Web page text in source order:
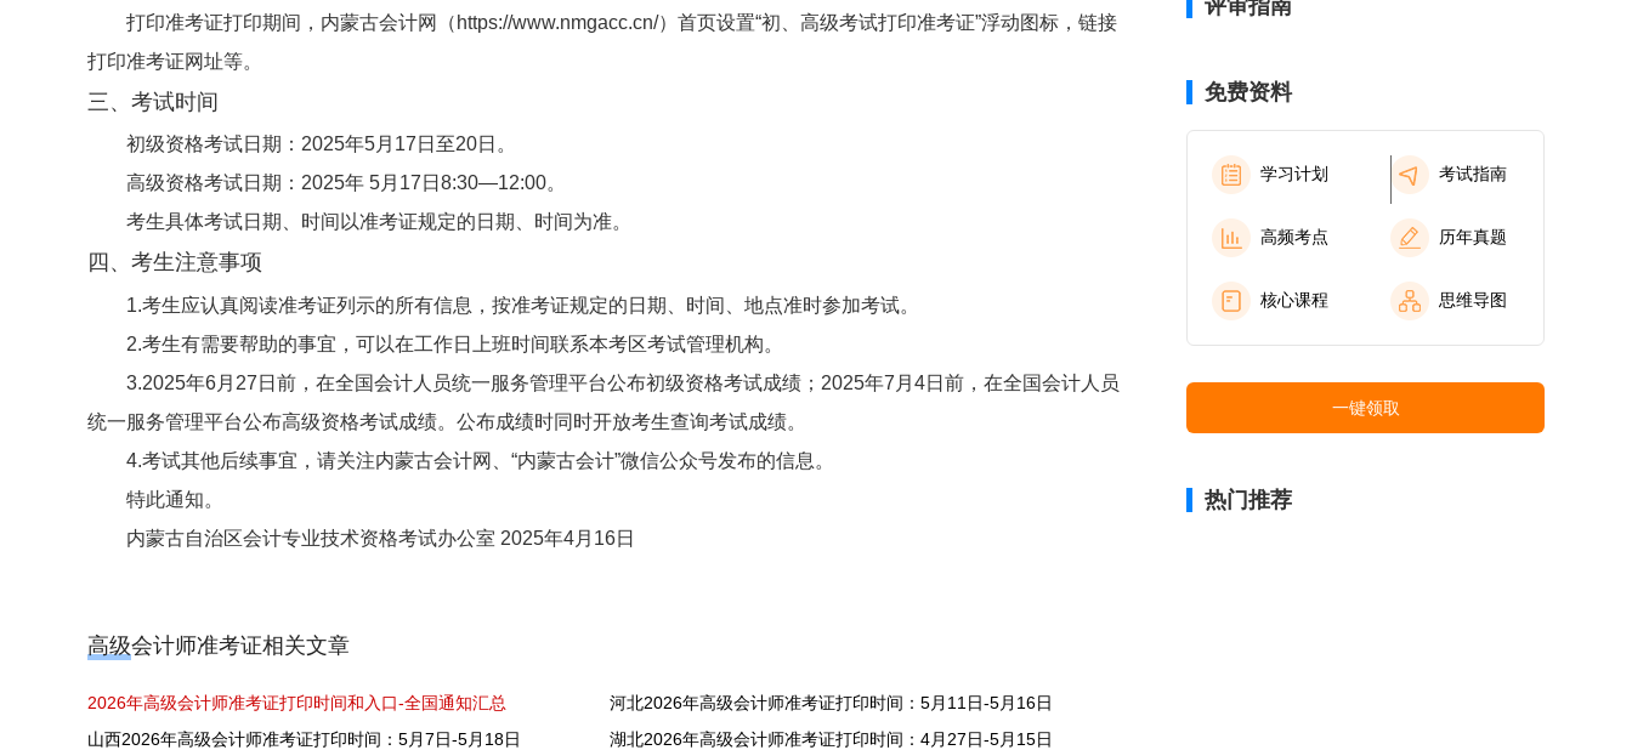
打印准考证打印期间，内蒙古会计网（https://www.nmgacc.cn/）首页设置“初、高级考试打印准考证”浮动图标，链接
打印准考证网址等。
三、考试时间
初级资格考试日期：2025年5月17日至20日。
高级资格考试日期：2025年 5月17日8:30—12:00。
考生具体考试日期、时间以准考证规定的日期、时间为准。
四、考生注意事项
1.考生应认真阅读准考证列示的所有信息，按准考证规定的日期、时间、地点准时参加考试。
2.考生有需要帮助的事宜，可以在工作日上班时间联系本考区考试管理机构。
3.2025年6月27日前，在全国会计人员统一服务管理平台公布初级资格考试成绩；2025年7月4日前，在全国会计人员
统一服务管理平台公布高级资格考试成绩。公布成绩时同时开放考生查询考试成绩。
4.考试其他后续事宜，请关注内蒙古会计网、“内蒙古会计”微信公众号发布的信息。
特此通知。
内蒙古自治区会计专业技术资格考试办公室 2025年4月16日
高级会计师准考证相关文章
2026年高级会计师准考证打印时间和入口-全国通知汇总
河北2026年高级会计师准考证打印时间：5月11日-5月16日
山西2026年高级会计师准考证打印时间：5月7日-5月18日
湖北2026年高级会计师准考证打印时间：4月27日-5月15日
评审指南
免费资料
学习计划 考试指南
高频考点 历年真题
核心课程 思维导图
一键领取
热门推荐